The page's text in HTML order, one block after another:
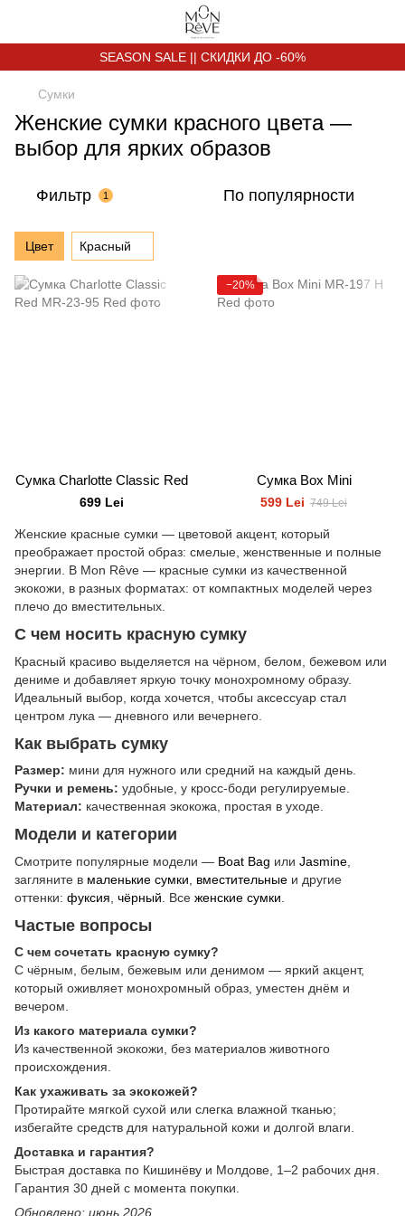
SEASON SALE || СКИДКИ ДО -60%
Сумки
Женские сумки красного цвета —
выбор для ярких образов
Фильтр 1 По популярности
Цвет Красный
Сумка Charlotte Classic Red
699 Lei
−20%
Сумка Box Mini
599 Lei 749 Lei
Женские красные сумки — цветовой акцент, который
преображает простой образ: смелые, женственные и полные
энергии. В Mon Rêve — красные сумки из качественной
экокожи, в разных форматах: от компактных моделей через
плечо до вместительных.
С чем носить красную сумку
Красный красиво выделяется на чёрном, белом, бежевом или
дениме и добавляет яркую точку монохромному образу.
Идеальный выбор, когда хочется, чтобы аксессуар стал
центром лука — дневного или вечернего.
Как выбрать сумку
Размер: мини для нужного или средний на каждый день.
Ручки и ремень: удобные, у кросс-боди регулируемые.
Материал: качественная экокожа, простая в уходе.
Модели и категории
Смотрите популярные модели — Boat Bag или Jasmine
загляните в маленькие сумки вместительные и другие
оттенки: фуксия чёрный . Все женские сумки
Частые вопросы
С чем сочетать красную сумку?
С чёрным, белым, бежевым или денимом — яркий акцент,
который оживляет монохромный образ, уместен днём и
вечером.
Из какого материала сумки?
Из качественной экокожи, без материалов животного
происхождения.
Как ухаживать за экокожей?
Протирайте мягкой сухой или слегка влажной тканью;
избегайте средств для натуральной кожи и долгой влаги.
Доставка и гарантия?
Быстрая доставка по Кишинёву и Молдове, 1–2 рабочих дня.
Гарантия 30 дней с момента покупки.
Обновлено: июнь 2026.